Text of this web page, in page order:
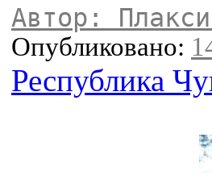
Автор:
Опубликовано:
Республика